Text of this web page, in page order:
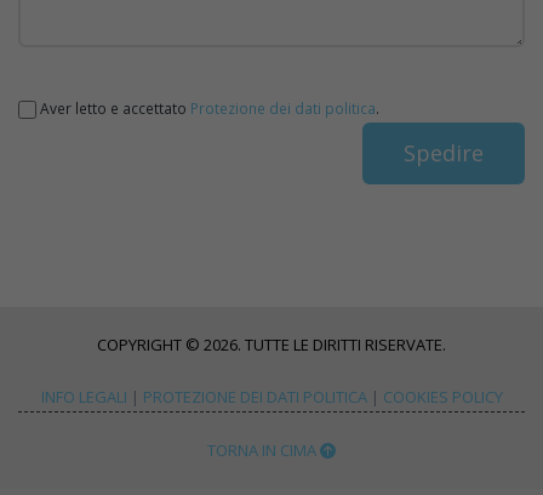
Aver letto e accettato Protezione dei dati politica.
COPYRIGHT © 2026. TUTTE LE DIRITTI RISERVATE.
INFO LEGALI | PROTEZIONE DEI DATI POLITICA| COOKIES POLICY
TORNA IN CIMA